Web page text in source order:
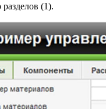
(1).